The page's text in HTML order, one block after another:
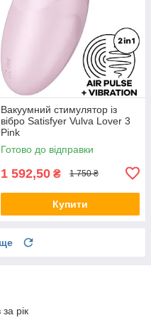
Вакуумний стимулятор із
вібро Satisfyer Vulva Lover 3
Pink
Готово до відправки
1 592,50 ₴ 1 750 ₴
Купити
рік